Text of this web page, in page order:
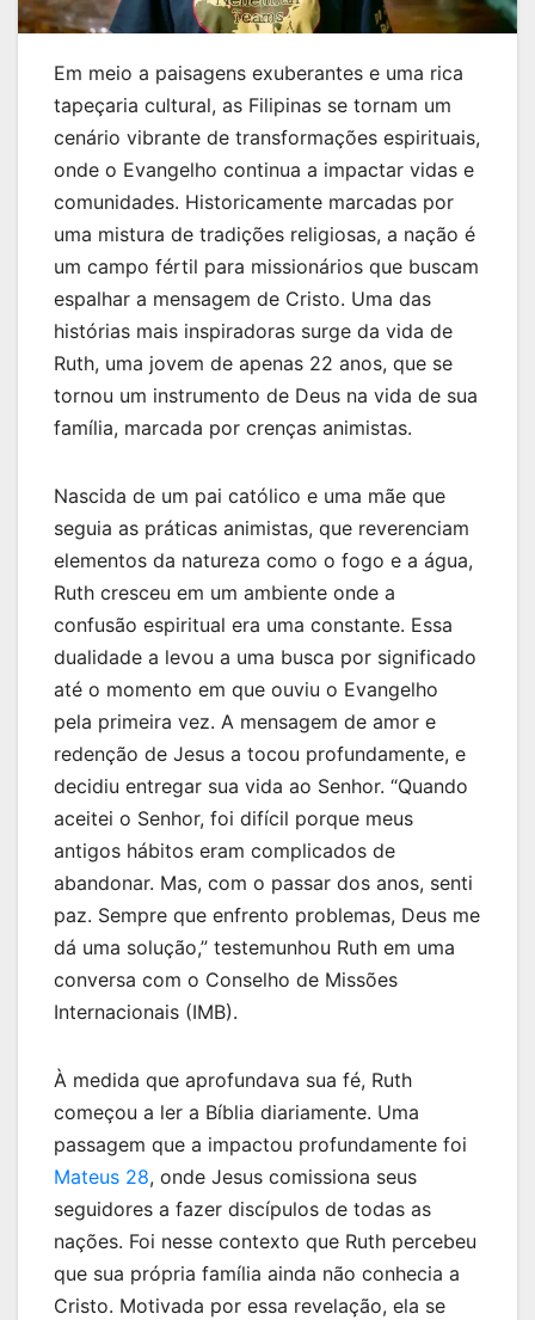
Em meio a paisagens exuberantes e uma rica
tapeçaria cultural, as Filipinas se tornam um
cenário vibrante de transformações espirituais,
onde o Evangelho continua a impactar vidas e
comunidades. Historicamente marcadas por
uma mistura de tradições religiosas, a nação é
um campo fértil para missionários que buscam
espalhar a mensagem de Cristo. Uma das
histórias mais inspiradoras surge da vida de
Ruth, uma jovem de apenas 22 anos, que se
tornou um instrumento de Deus na vida de sua
família, marcada por crenças animistas.
Nascida de um pai católico e uma mãe que
seguia as práticas animistas, que reverenciam
elementos da natureza como o fogo e a água,
Ruth cresceu em um ambiente onde a
confusão espiritual era uma constante. Essa
dualidade a levou a uma busca por significado
até o momento em que ouviu o Evangelho
pela primeira vez. A mensagem de amor e
redenção de Jesus a tocou profundamente, e
decidiu entregar sua vida ao Senhor. “Quando
aceitei o Senhor, foi difícil porque meus
antigos hábitos eram complicados de
abandonar. Mas, com o passar dos anos, senti
paz. Sempre que enfrento problemas, Deus me
dá uma solução,” testemunhou Ruth em uma
conversa com o Conselho de Missões
Internacionais (IMB).
À medida que aprofundava sua fé, Ruth
começou a ler a Bíblia diariamente. Uma
passagem que a impactou profundamente foi
Mateus 28, onde Jesus comissiona seus
seguidores a fazer discípulos de todas as
nações. Foi nesse contexto que Ruth percebeu
que sua própria família ainda não conhecia a
Cristo. Motivada por essa revelação, ela se